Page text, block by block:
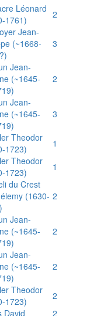
Léonard
1761)
2
Jean-
(~1668-
3
Jean-
(~1645-
2
Jean-
(~1645-
3
Theodor
1723)
1
Theodor
1723)
1
du Crest
(1630- 2
Jean-
(~1645-
2
Jean-
(~1645-
2
Theodor
1723)
2
David
2